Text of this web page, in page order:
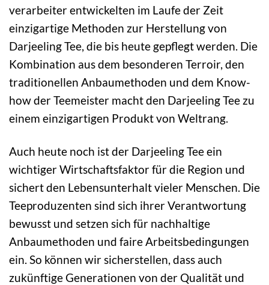
verarbeiter entwickelten im Laufe der Zeit
einzigartige Methoden zur Herstellung von
Darjeeling Tee, die bis heute gepflegt werden. Die
Kombination aus dem besonderen Terroir, den
traditionellen Anbaumethoden und dem Know-
how der Teemeister macht den Darjeeling Tee zu
einem einzigartigen Produkt von Weltrang.
Auch heute noch ist der Darjeeling Tee ein
wichtiger Wirtschaftsfaktor für die Region und
sichert den Lebensunterhalt vieler Menschen. Die
Teeproduzenten sind sich ihrer Verantwortung
bewusst und setzen sich für nachhaltige
Anbaumethoden und faire Arbeitsbedingungen
ein. So können wir sicherstellen, dass auch
zukünftige Generationen von der Qualität und